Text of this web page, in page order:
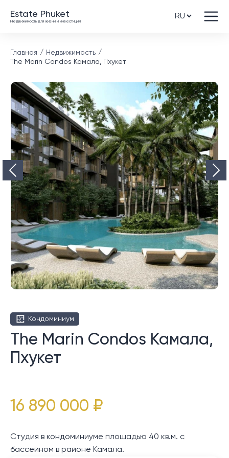
Estate Phuket
Недвижимость для жизни и инвестиций
Главная
Недвижимость
The Marin Condos Камала, Пхукет
Кондоминиум
The Marin Condos Камала,
Пхукет
16 890 000 ₽
Студия в кондоминиуме площадью 40 кв.м. с
бассейном в районе Камала.